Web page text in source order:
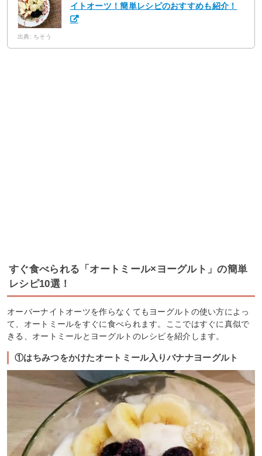
イトオーツ！簡単レシピのおすすめも紹介！
出典: ちそう
すぐ食べられる「オートミール×ヨーグルト」の簡単
レシピ10選！
オーバーナイトオーツを作らなくてもヨーグルトの使い方によっ
て、オートミールをすぐに食べられます。ここではすぐに真似で
きる、オートミールとヨーグルトのレシピを紹介します。
①はちみつをかけたオートミール入りバナナヨーグルト